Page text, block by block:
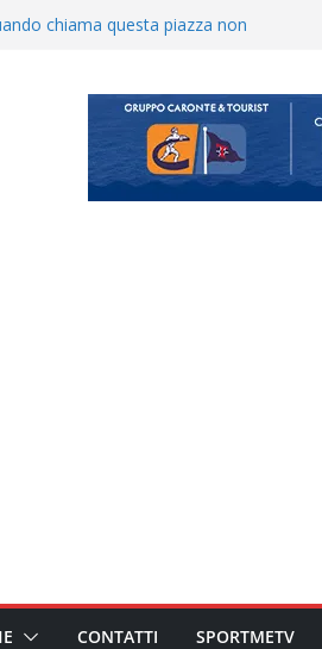
il ritiro di Cascia: intensità e
Tourè è un nuovo
il caso sul contratto del
Messina
CONTATTI SPORTMETV